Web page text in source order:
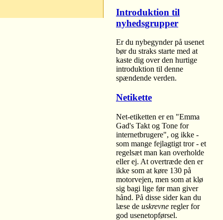
Introduktion til
nyhedsgrupper
Er du nybegynder på usenet
bør du straks starte med at
kaste dig over den hurtige
introduktion til denne
spændende verden.
Netikette
Net-etiketten er en "Emma
Gad's Takt og Tone for
internetbrugere", og ikke -
som mange fejlagtigt tror - et
regelsæt man kan overholde
eller ej. At overtræde den er
ikke som at køre 130 på
motorvejen, men som at klø
sig bagi lige før man giver
hånd. På disse sider kan du
læse de uskrevne regler for
god usenetopførsel.